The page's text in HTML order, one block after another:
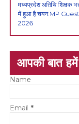
मध्यप्रदेश अतिथि शिक्षक
में हुआ है चयन:MP
2026
आपकी बात
Name
Email *